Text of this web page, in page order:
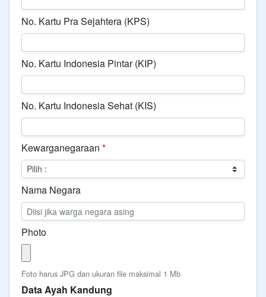
No. Kartu Pra Sejahtera (KPS)
No. Kartu Indonesia Pintar (KIP)
No. Kartu Indonesia Sehat (KIS)
Kewarganegaraan *
Nama Negara
Photo
Foto harus JPG dan ukuran file maksimal 1 Mb
Data Ayah Kandung